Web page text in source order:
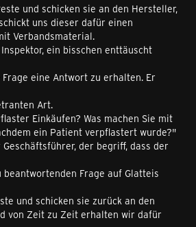
und schicken sie an den Hersteller,
uns dieser dafür einen
Verbandsmaterial.
ein bisschen enttäuscht
eine Antwort zu erhalten. Er
Art.
Einkäufen? Was machen Sie mit
ein Patient verpflastert wurde?"
der begriff, dass der
Frage auf Glatteis
und schicken sie zurück an den
von Zeit zu Zeit erhalten wir dafür